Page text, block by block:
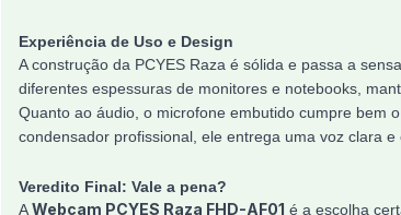
Experiência de Uso e Design
A construção da PCYES Raza é sólida e passa a
diferentes espessuras de monitores e notebooks,
Quanto ao áudio, o microfone embutido cumpre bem
condensador profissional, ele entrega uma voz clara
Veredito Final: Vale a pena?
AWebcam PCYES Raza FHD-AF01 é a escolha